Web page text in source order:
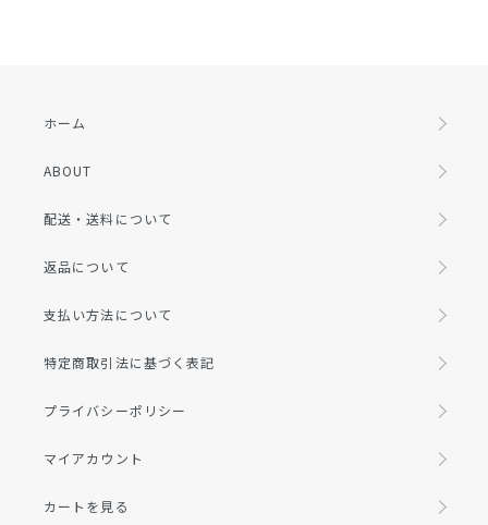
ホーム
ABOUT
配送・送料について
返品について
支払い方法について
特定商取引法に基づく表記
プライバシーポリシー
マイアカウント
カートを見る